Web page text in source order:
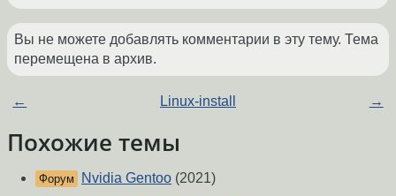
Вы не можете добавлять комментарии в эту тему. Тема
перемещена в архив.
← Linux-install →
Похожие темы
Форум Nvidia Gentoo (2021)